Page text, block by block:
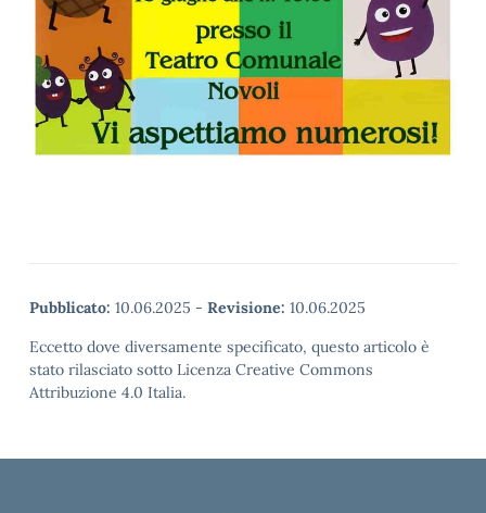
Pubblicato: 10.06.2025 - Revisione: 10.06.2025
Eccetto dove diversamente specificato, questo articolo è
stato rilasciato sotto Licenza Creative Commons
Attribuzione 4.0 Italia.